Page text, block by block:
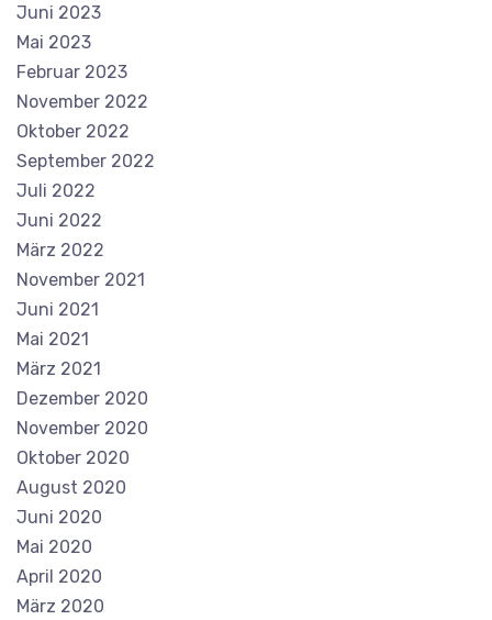
Juni 2023
Mai 2023
Februar 2023
November 2022
Oktober 2022
September 2022
Juli 2022
Juni 2022
März 2022
November 2021
Juni 2021
Mai 2021
März 2021
Dezember 2020
November 2020
Oktober 2020
August 2020
Juni 2020
Mai 2020
April 2020
März 2020